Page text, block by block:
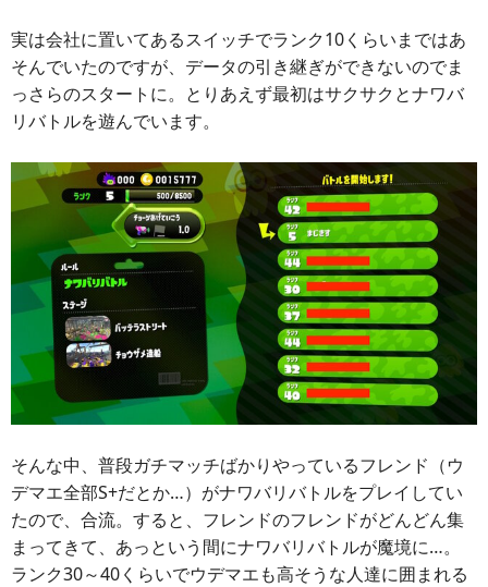
実は会社に置いてあるスイッチでランク10くらいまではあ
そんでいたのですが、データの引き継ぎができないのでま
っさらのスタートに。とりあえず最初はサクサクとナワバ
リバトルを遊んでいます。
そんな中、普段ガチマッチばかりやっているフレンド（ウ
デマエ全部S+だとか…）がナワバリバトルをプレイしてい
たので、合流。すると、フレンドのフレンドがどんどん集
まってきて、あっという間にナワバリバトルが魔境に…。
ランク30～40くらいでウデマエも高そうな人達に囲まれる